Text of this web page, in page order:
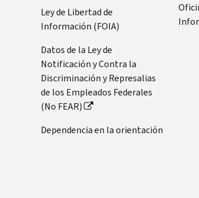
Ley de Libertad de
Información (FOIA)
Datos de la Ley de
Notificación y Contra la
Discriminación y Represalias
de los Empleados Federales
(No FEAR)
Dependencia en la orientación